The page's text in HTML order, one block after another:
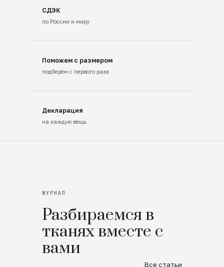
СДЭК
по России и миру
Поможем с размером
подберём с первого раза
Декларация
на каждую вещь
ЖУРНАЛ
Разбираемся в
тканях вместе с
вами
Все статьи